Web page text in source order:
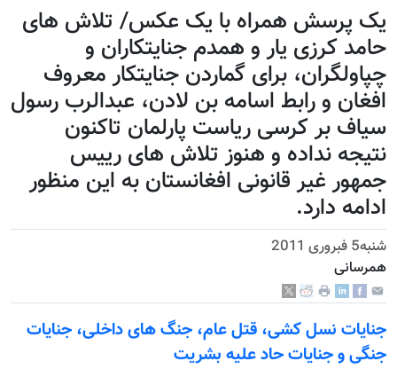
یک پرسش همراه با یک عکس/ تلاش های
حامد کرزی یار و همدم جنایتکاران و
چپاولگران، برای گماردن جنایتکار معروف
افغان و رابط اسامه بن لادن، عبدالرب رسول
سیاف بر کرسی ریاست پارلمان تاکنون
نتیجه نداده و هنوز تلاش های رییس
جمهور غیر قانونی افغانستان به این منظور
ادامه دارد.
شنبه5 فبروری 2011
همرسانی
جنایات نسل کشی، قتل عام، جنگ های داخلی، جنایات
جنگی و جنایات حاد علیه بشریت